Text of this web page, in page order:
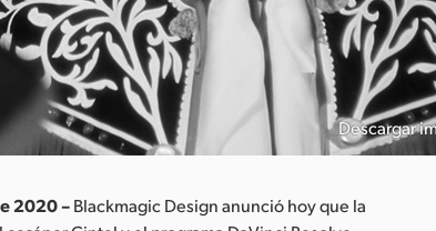
Descargar
2020 –Blackmagic Design anunció hoy que la